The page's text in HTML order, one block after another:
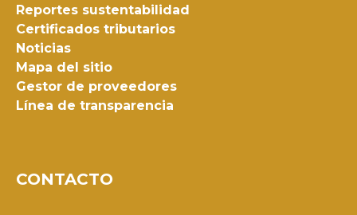
Reportes sustentabilidad
Certificados tributarios
Noticias
Mapa del sitio
Gestor de proveedores
Línea de transparencia
CONTACTO